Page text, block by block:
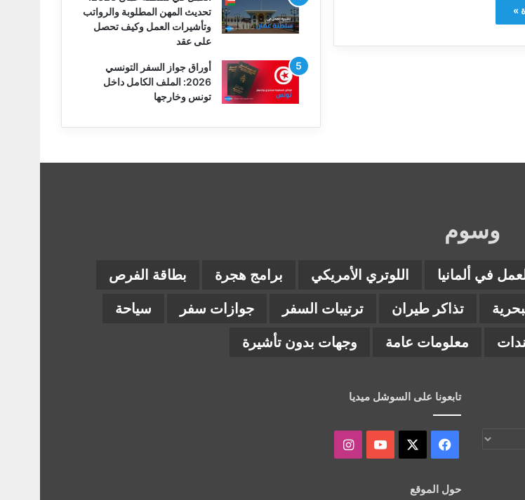
»
تحديث المهن المطلوبة والرواتب
وتأشيرات العمل وكيف تحصل
على عقد
أوراق جواز السفر التونسي
2026: الملف الكامل داخل
تونس وخارجها
وسوم
في ألمانيا اللوتري الأمريكي برامج هجرة
بطاقة الفرص
تذاكر طيران ترتيبات السفر جوازات سفر
سياحة
معلومات عامة وجهات بدون تأشيرة
تابعونا على السوشل ميديا
فيسبوك ‫YouTubeانستقرام
حول الموقع